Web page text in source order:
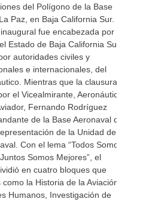
del Polígono de la Base
Paz, en Baja California Sur.
fue encabezada por el
Estado de Baja California Sur,
autoridades civiles y
e internacionales, del
Mientras que la clausura
el Vicealmirante, Aeronáutica
Fernando Rodríguez
de la Base Aeronaval de
de la Unidad de
Con el lema “Todos Somos
Somos Mejores”, el
en cuatro bloques que
la Historia de la Aviación
Humanos, Investigación de